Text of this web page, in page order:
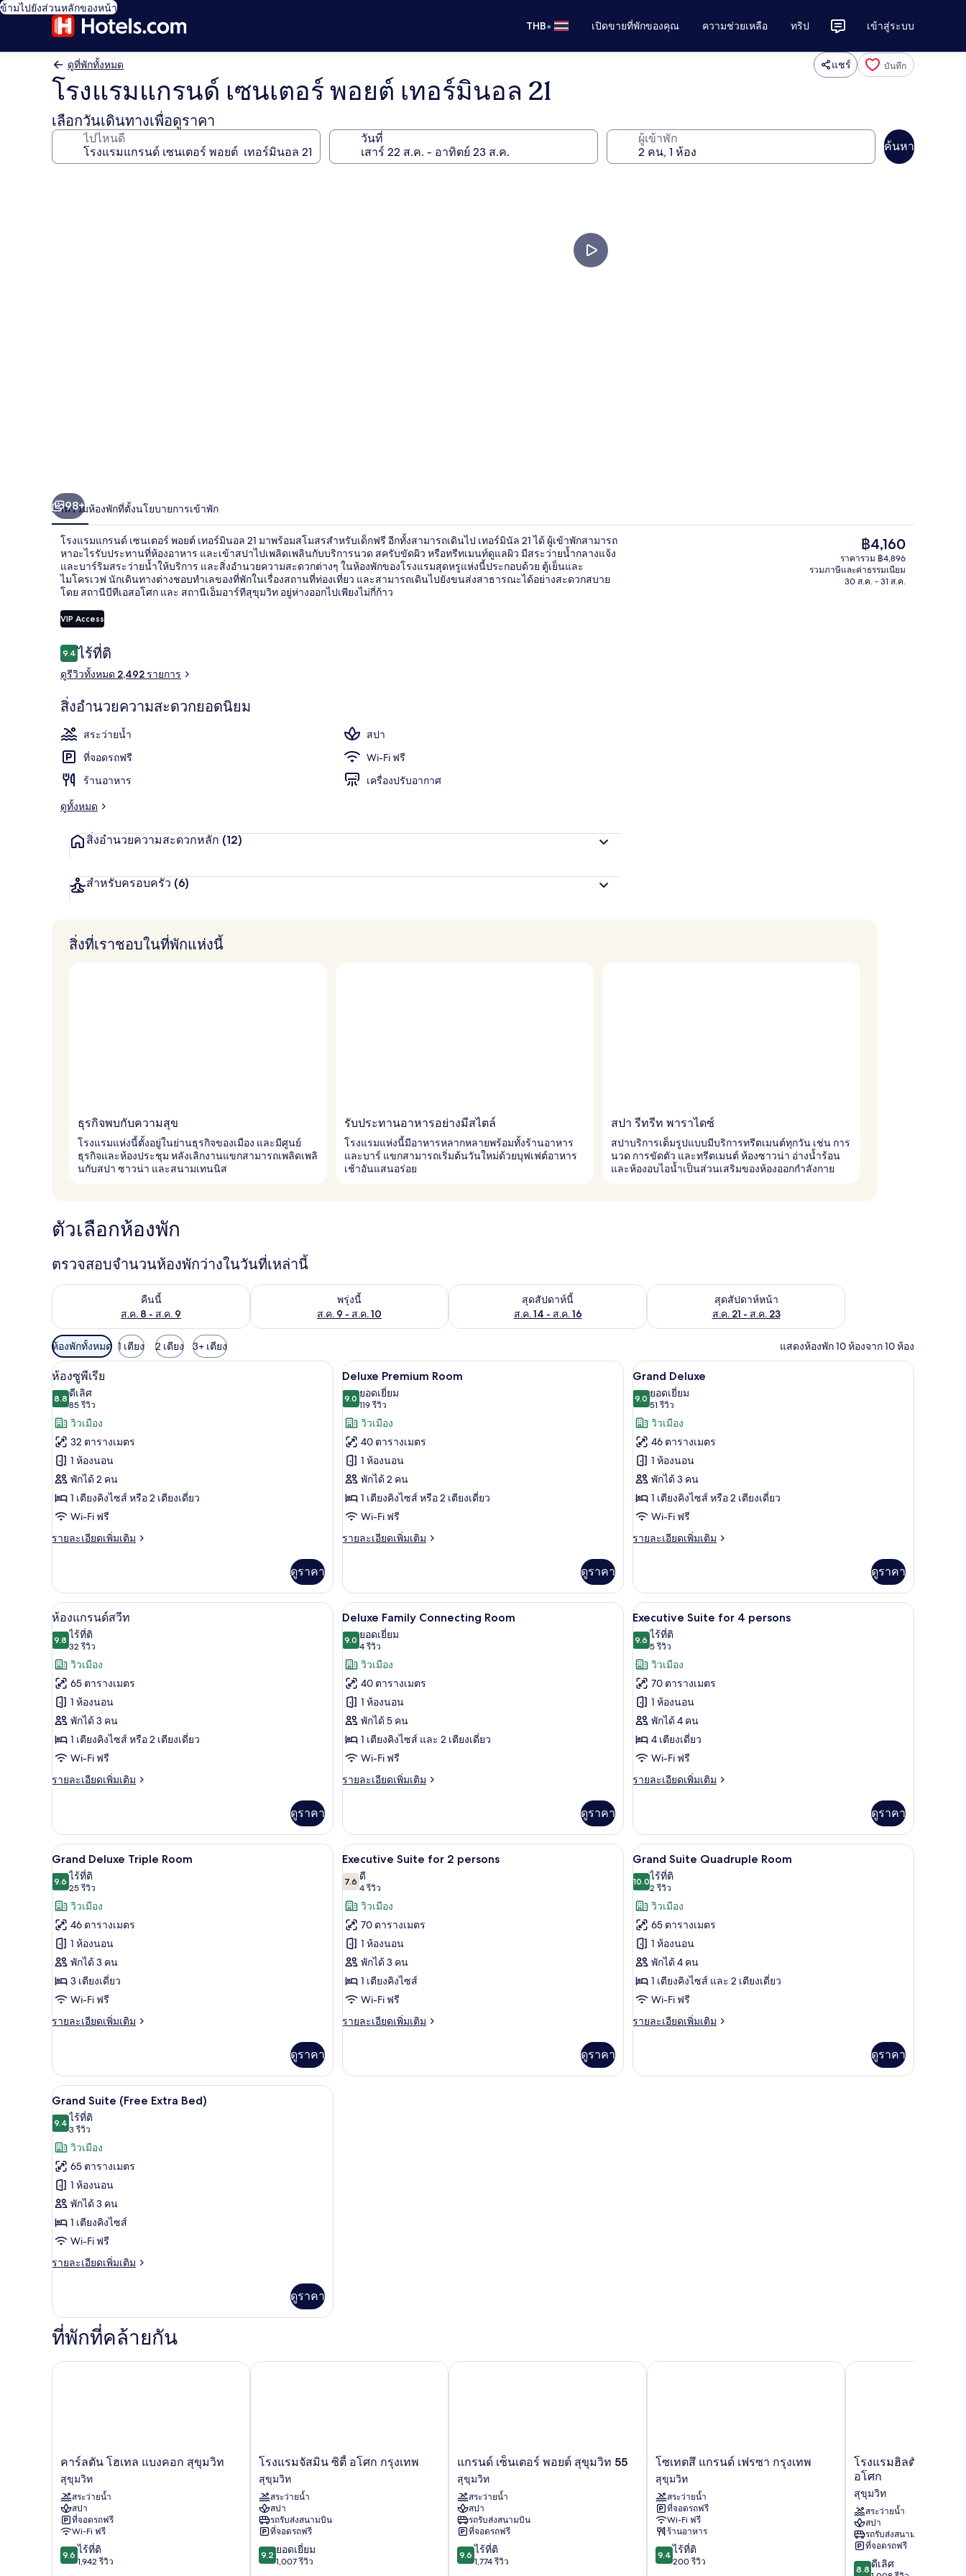
ข้ามไปยังส่วนหลักของหน้า
THB• เปิดขายที่พักของคุณ ความช่วยเหลือ ทริป เข้าสู่ระบบ
ดูที่พักทั้งหมด แชร์ บันทึก
โรงแรมแกรนด์ เซนเตอร์ พอยต์ เทอร์มินอล 21
เลือกวันเดินทางเพื่อดูราคา
ไปไหนดี วันที่ ผู้เข้าพัก
ค้นหา
นอล
21
ล็อบบี้
98+
ภาพรวมห้องพักที่ตั้งนโยบายการเข้าพัก
โรงแรมแกรนด์ เซนเตอร์ พอยต์ เทอร์มินอล 21 มาพร้อมสโมสรสำหรับเด็กฟรี อีกทั้งสามารถเดินไป เทอร์มินัล 21 ได้ ผู้เข้าพักสามารถ
หาอะไรรับประทานที่ห้องอาหาร และเข้าสปาไปเพลิดเพลินกับบริการนวด สครับขัดผิว หรือทรีทเมนท์ดูแลผิว มีสระว่ายน้ำกลางแจ้ง
และบาร์ริมสระว่ายน้ำให้บริการ และสิ่งอำนวยความสะดวกต่างๆ ในห้องพักของโรงแรมสุดหรูแห่งนี้ประกอบด้วย ตู้เย็นและ
ไมโครเวฟ นักเดินทางต่างชอบทำเลของที่พักในเรื่องสถานที่ท่องเที่ยว และสามารถเดินไปยังขนส่งสาธารณะได้อย่างสะดวกสบาย
โดย สถานีบีทีเอสอโศก และ สถานีเอ็มอาร์ทีสุขุมวิท อยู่ห่างออกไปเพียงไม่กี่ก้าว
VIP Access
รีวิว
9.49.4 จาก 10
ไร้ที่ติ
ดูรีวิวทั้งหมด 2,492 รายการ
สิ่งอำนวยความสะดวกยอดนิยม
สระว่ายน้ำ
สปา
ที่จอดรถฟรี
Wi-Fi ฟรี
ร้านอาหาร
เครื่องปรับอากาศ
ดูทั้งหมด
สิ่งอำนวยความสะดวกหลัก (12)
สำหรับครอบครัว (6)
ราคา
ปัจจุบัน
฿4,160
฿4,160
ราคารวม ฿4,896
รวมภาษีและค่าธรรมเนียม
30 ส.ค. - 31 ส.ค.
สิ่งที่เราชอบในที่พักแห่งนี้
ธุรกิจพบกับความสุข
โรงแรมแห่งนี้ตั้งอยู่ในย่านธุรกิจของเมือง และมีศูนย์
ธุรกิจและห้องประชุม หลังเลิกงานแขกสามารถเพลิดเพลิ
นกับสปา ซาวน่า และสนามเทนนิส
รับประทานอาหารอย่างมีสไตล์
โรงแรมแห่งนี้มีอาหารหลากหลายพร้อมทั้งร้านอาหาร
และบาร์ แขกสามารถเริ่มต้นวันใหม่ด้วยบุฟเฟต์อาหาร
เช้าอันแสนอร่อย
สปา รีทรีท พาราไดซ์
สปาบริการเต็มรูปแบบมีบริการทรีตเมนต์ทุกวัน เช่น การ
นวด การขัดตัว และทรีตเมนต์ ห้องซาวน่า อ่างน้ำร้อน
และห้องอบไอน้ำเป็นส่วนเสริมของห้องออกกำลังกาย
ตัวเลือกห้องพัก
ตรวจสอบจำนวนห้องพักว่างในวันที่เหล่านี้
คืนนี้
ส.ค. 8 - ส.ค. 9
ตรวจสอบจำนวนห้องพักว่างในคืนนี้ ส.ค. 8 - ส.ค. 9
พรุ่งนี้
ส.ค. 9 - ส.ค. 10
ตรวจสอบจำนวนห้องพักว่างในพรุ่งนี้ ส.ค. 9 - ส.ค. 10
สุดสัปดาห์นี้
ส.ค. 14 - ส.ค. 16
ตรวจสอบจำนวนห้องพักว่างในสุดสัปดาห์นี้ ส.ค. 14 - ส.ค. 16สุดสัปดาห์หน้า
ส.ค. 21 - ส.ค. 23
ตรวจสอบจำนวนห้องพักว่างในสุดสัปดาห์หน้า ส.ค. 21 - ส.ค. 23
ตัว
กรอง
ที่
มี
ให้
สำหรับ
ห้อง
พัก
ห้องพักทั้งหมด 1 เตียง 2 เตียง 3+ เตียง แสดงห้องพัก 10 ห้องจาก 10 ห้อง
เปิด
ภาพถ่าย
ทั้งหมด
ของ
ห้อง
ซู
พี
เรีย
8
ห้องซูพีเรีย
8.88.8 จาก 10
ดีเลิศ
85 รีวิว
(85
รีวิว)
วิวเมือง
32 ตารางเมตร
1 ห้องนอน
พักได้ 2 คน
1 เตียงคิงไซส์ หรือ 2 เตียงเดี่ยว
Wi-Fi ฟรี
รายละเอียดเพิ่มเติม
ราย
เกี่ยว
กับ
ห้อง
พี
ดูราคา
เปิด
ภาพถ่าย
ทั้งหมด
ของ
Deluxe
Premium
Room
Deluxe Premium Room | เครื่องนอนระดับพรีเมียม, ผ้านวมขนเป็ด, มินิบาร์, ตู้นิรภัยในห้องพัก
6
Deluxe Premium Room
9.09.0 จาก 10
ยอดเยี่ยม
119 รีวิว
(119
รีวิว)
วิวเมือง
40 ตารางเมตร
1 ห้องนอน
พักได้ 2 คน
1 เตียงคิงไซส์ หรือ 2 เตียงเดี่ยว
Wi-Fi ฟรี
รายละเอียดเพิ่มเติม
ราย
เกี่ยว
กับ
Deluxe
Premium
Room
ดูราคา
เปิด
ภาพถ่าย
ทั้งหมด
ของ
Grand
Deluxe
Grand Deluxe | เครื่องนอนระดับพรีเมียม, ผ้
8
Grand Deluxe
9.09.0 จาก 10
ยอดเยี่ยม
51 รีวิว
(51
รีวิว)
วิวเมือง
46 ตารางเมตร
1 ห้องนอน
พักได้ 3 คน
1 เตียงคิงไซส์ หรือ 2 เตียงเดี่ยว
Wi-Fi ฟรี
รายละเอียดเพิ่มเติม
ราย
เกี่ยว
กับ
Grand
Deluxe
ดูราคา
เปิด
ภาพถ่าย
ทั้งหมด
ของ
ห้อง
แก
รนด์
สวีท
เครื่องนอนระดับพรีเมียม, ผ้านวมขนเป็ด, มินิบาร์, ตู้นิรภัยในห้องพัก
9
ห้องแกรนด์สวีท
9.89.8 จาก 10
ไร้ที่ติ
32 รีวิว
(32
รีวิว)
วิวเมือง
65 ตารางเมตร
1 ห้องนอน
พักได้ 3 คน
1 เตียงคิงไซส์ หรือ 2 เตียงเดี่ยว
Wi-Fi ฟรี
รายละเอียดเพิ่มเติม
ราย
เกี่ยว
กับ
ห้อง
รนด์
ท
ดูราคา
เปิด
ภาพถ่าย
ทั้งหมด
ของ
Deluxe
Family
Connecting
Room
Deluxe Family Connecting Room | เครื่องนอนระดับพรีเมียม, ผ้านวมขนเป็ด, มินิบาร์, ตู้นิรภัยในห้องพัก
6
Deluxe Family Connecting Room
9.09.0 จาก 10
ยอดเยี่ยม
4 รีวิว
(4
รีวิว)
วิวเมือง
40 ตารางเมตร
1 ห้องนอน
พักได้ 5 คน
1 เตียงคิงไซส์ และ 2 เตียงเดี่ยว
Wi-Fi ฟรี
รายละเอียดเพิ่มเติม
ราย
เกี่ยว
กับ
Deluxe
Family
Connecting
Room
ดูราคา
เปิด
ภาพถ่าย
ทั้งหมด
ของ
Executive
Suite
for
4
persons
เครื่องนอนระดับพรีเมียม, ผ้านวมขนเป็ด, มินิบ
8
Executive Suite for 4 persons
9.69.6 จาก 10
ไร้ที่ติ
5 รีวิว
(5
รีวิว)
วิวเมือง
70 ตารางเมตร
1 ห้องนอน
พักได้ 4 คน
4 เตียงเดี่ยว
Wi-Fi ฟรี
รายละเอียดเพิ่มเติม
ราย
เกี่ยว
กับ
Executive
Suite
for
persons
ดูราคา
เปิด
ภาพถ่าย
ทั้งหมด
ของ
Grand
Deluxe
Triple
Room
Grand Deluxe Triple Room | เครื่องนอนระดับพรีเมียม, ผ้านวมขนเป็ด, มินิบาร์, ตู้นิรภัยในห้องพัก
6
Grand Deluxe Triple Room
9.69.6 จาก 10
ไร้ที่ติ
25 รีวิว
(25
รีวิว)
วิวเมือง
46 ตารางเมตร
1 ห้องนอน
พักได้ 3 คน
3 เตียงเดี่ยว
Wi-Fi ฟรี
รายละเอียดเพิ่มเติม
ราย
เกี่ยว
กับ
Grand
Deluxe
Triple
Room
ดูราคา
เปิด
ภาพถ่าย
ทั้งหมด
ของ
Executive
Suite
for
2
persons
เครื่องนอนระดับพรีเมียม, ผ้านวมขนเป็ด, มินิบาร์, ตู้นิรภัยในห้องพัก
9
Executive Suite for 2 persons
7.67.6 จาก 10
ดี
4 รีวิว
(4
รีวิว)
วิวเมือง
70 ตารางเมตร
1 ห้องนอน
พักได้ 3 คน
1 เตียงคิงไซส์
Wi-Fi ฟรี
รายละเอียดเพิ่มเติม
ราย
เกี่ยว
ดูราคา
เปิด
ภาพถ่าย
ทั้งหมด
ของ
Grand
Suite
Quadruple
Room
เครื่องนอนระดับพรีเมียม, ผ้านวมขนเป็ด, มินิบ
7
Grand Suite Quadruple Room
10.010.0 จาก 10
ไร้ที่ติ
2 รีวิว
(2
รีวิว)
วิวเมือง
65 ตารางเมตร
1 ห้องนอน
พักได้ 4 คน
1 เตียงคิงไซส์ และ 2 เตียงเดี่ยว
Wi-Fi ฟรี
รายละเอียดเพิ่มเติม
ราย
เกี่ยว
ดูราคา
เปิด
ภาพถ่าย
ทั้งหมด
ของ
Grand
Suite
(Free
Extra
Bed)
เครื่องนอนระดับพรีเมียม, ผ้านวมขนเป็ด, มินิบาร์, ตู้นิรภัยในห้องพัก
7
Grand Suite (Free Extra Bed)
9.49.4 จาก 10
ไร้ที่ติ
3 รีวิว
(3
รีวิว)
วิวเมือง
65 ตารางเมตร
1 ห้องนอน
พักได้ 3 คน
1 เตียงคิงไซส์
Wi-Fi ฟรี
รายละเอียดเพิ่มเติม
ราย
เกี่ยว
กับ
Grand
(Free
ดูราคา
ที่พักที่คล้ายกัน
คาร์ล
ตัน
โฮ
เทล
แบง
คอก
สุขุมวิท
สุขุมวิท
คาร์ลตัน โฮเทล แบงคอก สุขุมวิท
สุขุมวิท
สระว่ายน้ำ
สปา
ที่จอดรถฟรี
Wi-Fi ฟรี
9.6
จาก
9.6 ไร้ที่ติ
1,942 รีวิว
คาร์ลตัน โฮเทล แบงคอก สุขุมวิท
โรง
แรม
จัส
มิน
ซิตี้
อโศก
กรุงเทพ
สุขุมวิท
โรงแรมจัสมิน ซิตี้ อโศก กรุงเทพ
สุขุมวิท
สระว่ายน้ำ
สปา
รถรับส่งสนามบิน
ที่จอดรถฟรี
9.2
จาก
9.2 ยอดเยี่ยม
1,007 รีวิว
โรงแรมจัสมิน ซิตี้ อโศก กรุงเทพ
แก
รนด์
เซ็นเตอร์
พอ
ยต์
สุขุมวิท
55
สุขุมวิท
แกรนด์ เซ็นเตอร์ พอยต์ สุขุมวิท 55
สุขุมวิท
สระว่ายน้ำ
สปา
รถรับส่งสนามบิน
ที่จอดรถฟรี
9.6
จาก
9.6 ไร้ที่ติ
1,774 รีวิว
แกรนด์ เซ็นเตอร์ พอยต์ สุขุมวิท 55
โซ
เทตสึ
แก
รนด์
เฟร
ซา
กรุงเทพ
สุขุมวิท
โซเทตสึ แกรนด์ เฟรซา กรุงเทพ
สุขุมวิท
สระว่ายน้ำ
ที่จอดรถฟรี
Wi-Fi ฟรี
ร้านอาหาร
9.4
จาก
9.4 ไร้ที่ติ
200 รีวิว
โซเทตสึ แกรนด์ เฟรซา กรุงเทพ
โรง
แรม
ตัน
กรุงเทพฯ
แก
รนด์
อโศก
สุขุมวิท
โรงแรมฮิลตัน กรุงเท
อโศก
สุขุมวิท
สระว่ายน้ำ
สปา
รถรับส่งสนามบิน
ที่จอดรถฟรี
8.8
8.8 ดีเลิศ
โรงแรมฮิลตัน กรุงเทพ